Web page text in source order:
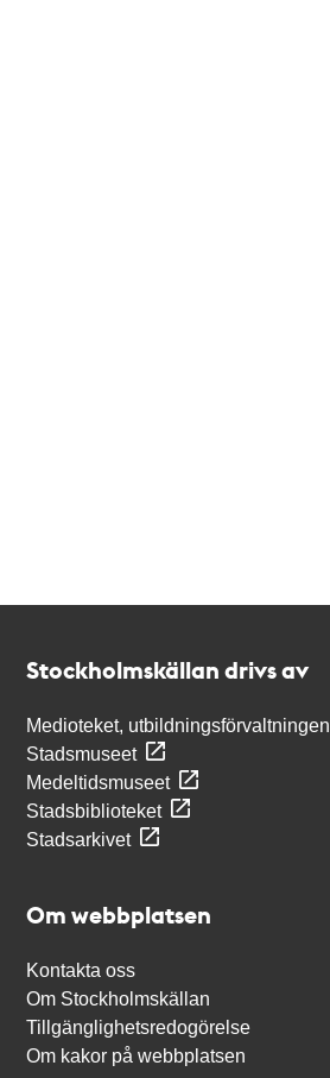
Stockholmskällan drivs av
Medioteket, utbildningsförvaltningen
Stadsmuseet
Medeltidsmuseet
Stadsbiblioteket
Stadsarkivet
Om webbplatsen
Kontakta oss
Om Stockholmskällan
Tillgänglighetsredogörelse
Om kakor på webbplatsen